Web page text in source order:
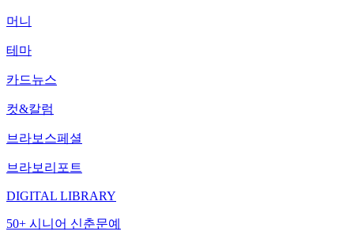
머니
테마
카드뉴스
컷&칼럼
브라보스페셜
브라보리포트
DIGITAL LIBRARY
50+ 시니어 신춘문예